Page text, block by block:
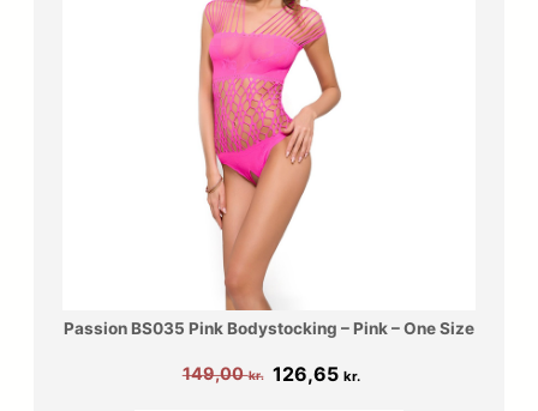
Passion BS035 Pink Bodystocking – Pink – One Size
149,00kr.
Den
126,65 kr.